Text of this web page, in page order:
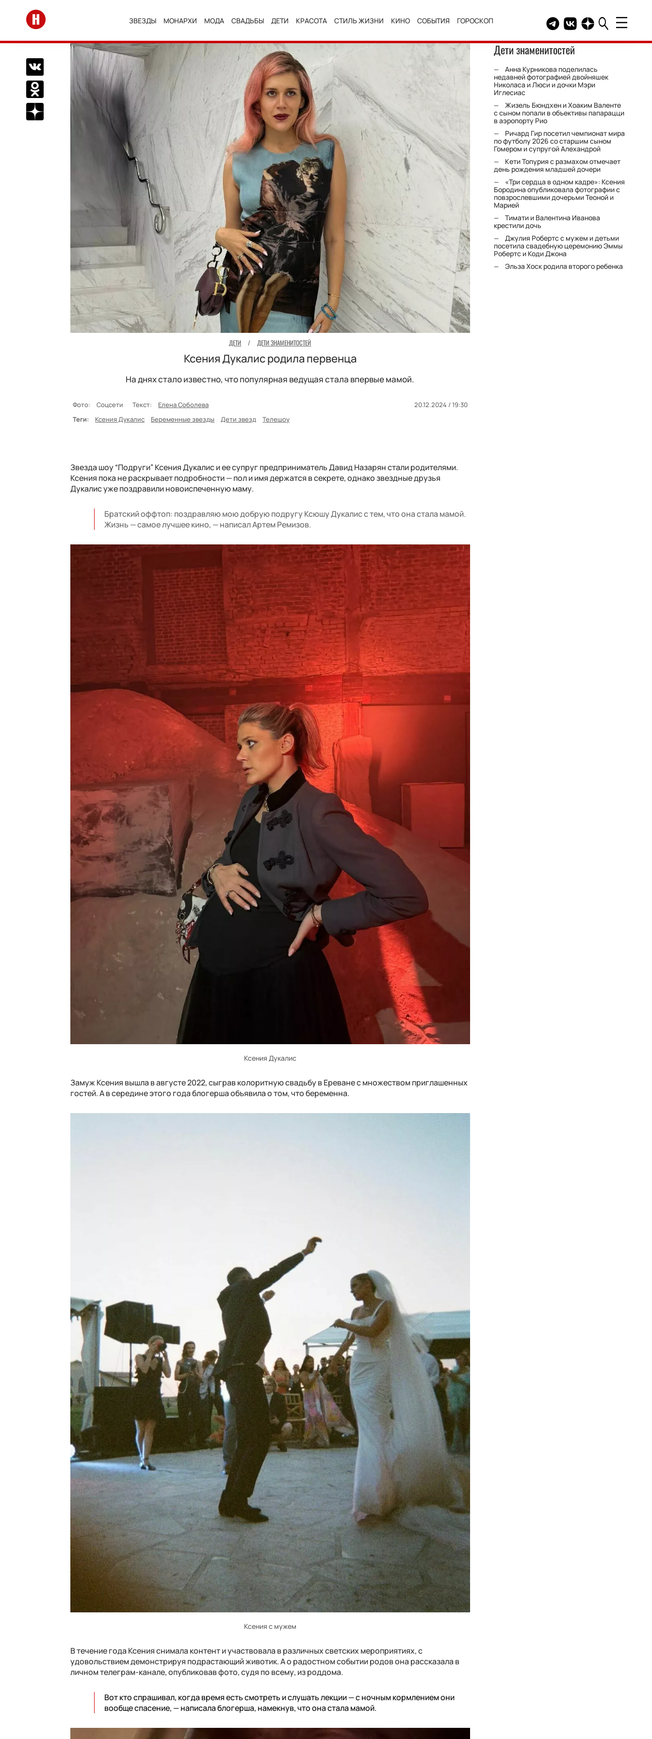
Перейти на главную
ЗВЕЗДЫ МОНАРХИ МОДА СВАДЬБЫ ДЕТИ КРАСОТА СТИЛЬ ЖИЗНИ КИНО СОБЫТИЯ ГОРОСКОП Telegram канал HELLO
Группа HELLO
Канал HELLO в
Поделиться Вконтакте
Поделиться в Одноклассниках
Подписаться на нас в Дзен
ДЕТИ / ДЕТИ ЗНАМЕНИТОСТЕЙ
Ксения Дукалис родила первенца
На днях стало известно, что популярная ведущая стала впервые мамой.
Фото: Соцсети Текст: Елена Соболева
20.12.2024 / 19:30
Теги:
Ксения Дукалис Беременные звезды Дети звезд Телешоу
Звезда шоу “Подруги” Ксения Дукалис и ее супруг предприниматель Давид Назарян стали родителями.
Ксения пока не раскрывает подробности — пол и имя держатся в секрете, однако звездные друзья
Дукалис уже поздравили новоиспеченную маму.
Братский оффтоп: поздравляю мою добрую подругу Ксюшу Дукалис с тем, что она стала мамой.
Жизнь — самое лучшее кино, — написал Артем Ремизов.
Ксения Дукалис
Замуж Ксения вышла в августе 2022, сыграв колоритную свадьбу в Ереване с множеством приглашенных
гостей. А в середине этого года блогерша объявила о том, что беременна.
Ксения с мужем
В течение года Ксения снимала контент и участвовала в различных светских мероприятиях, с
удовольствием демонстрируя подрастающий животик. А о радостном событии родов она рассказала в
личном телеграм-канале, опубликовав фото, судя по всему, из роддома.
Вот кто спрашивал, когда время есть смотреть и слушать лекции — с ночным кормлением они
вообще спасение, — написала блогерша, намекнув, что она стала мамой.
Дети знаменитостей
Анна Курникова поделилась
недавней фотографией двойняшек
Николаса и Люси и дочки Мэри
Иглесиас
Жизель Бюндхен и Хоаким Валенте
с сыном попали в объективы папарацци
в аэропорту Рио
Ричард Гир посетил чемпионат мира
по футболу 2026 со старшим сыном
Гомером и супругой Алехандрой
Кети Топурия с размахом отмечает
день рождения младшей дочери
«Три сердца в одном кадре»: Ксения
Бородина опубликовала фотографии с
повзрослевшими дочерьми Теоной и
Марией
Тимати и Валентина Иванова
крестили дочь
Джулия Робертс с мужем и детьми
посетила свадебную церемонию Эммы
Робертс и Коди Джона
Эльза Хоск родила второго ребенка